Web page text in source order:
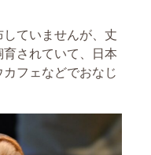
ていませんが、丈
されていて、日本
フェなどでおなじ